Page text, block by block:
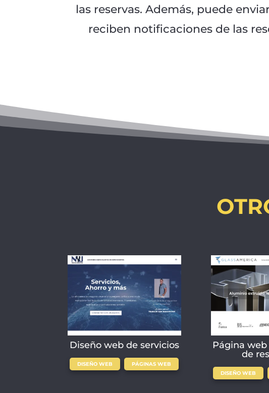
las reservas. Además, puede
reciben notificaciones de las
Diseño web de servicios
DISEÑO WEB
,
PÁGINAS WEB
Página
de
DISEÑO WEB
,